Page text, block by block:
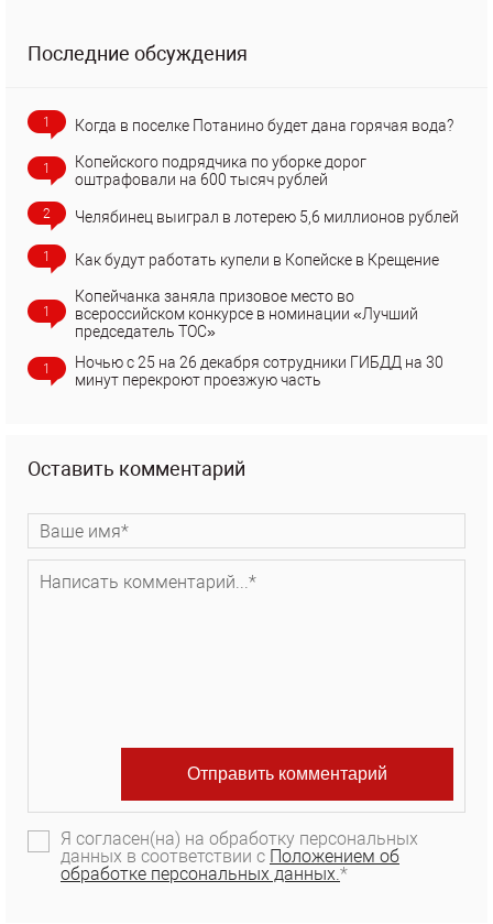
Последние обсуждения
1 Когда в поселке Потанино будет дана горячая вода?
1
Копейского подрядчика по уборке дорог
оштрафовали на 600 тысяч рублей
2 Челябинец выиграл в лотерею 5,6 миллионов рублей
1 Как будут работать купели в Копейске в Крещение
1
Копейчанка заняла призовое место во
всероссийском конкурсе в номинации «Лучший
председатель ТОС»
1
Ночью с 25 на 26 декабря сотрудники ГИБДД на 30
минут перекроют проезжую часть
Оставить комментарий
Я согласен(на) на обработку персональных
данных в соответствии с Положением об
обработке персональных данных.*